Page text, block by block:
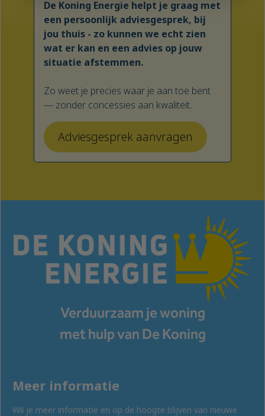
De Koning Energie helpt je graag met
een persoonlijk adviesgesprek, bij
jou thuis - zo kunnen we echt zien
wat er kan en een advies op jouw
situatie afstemmen.
Zo weet je precies waar je aan toe bent
— zonder concessies aan kwaliteit.
Adviesgesprek aanvragen
Verduurzaam je woning
met hulp van De Koning
Meer informatie
Wil je meer informatie en op de hoogte blijven van nieuwe